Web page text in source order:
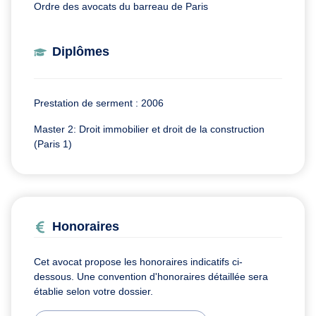
Ordre des avocats du barreau de Paris
Diplômes
Prestation de serment : 2006
Master 2: Droit immobilier et droit de la construction
(Paris 1)
Honoraires
Cet avocat propose les honoraires indicatifs ci-
dessous. Une convention d'honoraires détaillée sera
établie selon votre dossier.